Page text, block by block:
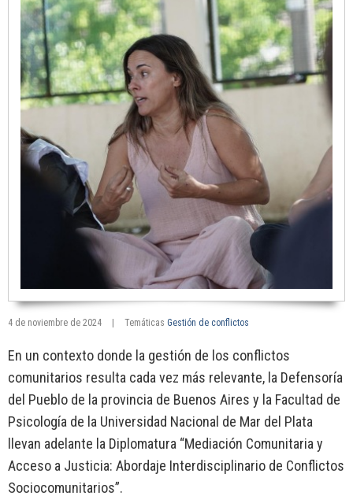
4 de noviembre de 2024 Temáticas Gestión de conflictos
En un contexto donde la gestión de los conflictos
comunitarios resulta cada vez más relevante, la Defensoría
del Pueblo de la provincia de Buenos Aires y la Facultad de
Psicología de la Universidad Nacional de Mar del Plata
llevan adelante la Diplomatura “Mediación Comunitaria y
Acceso a Justicia: Abordaje Interdisciplinario de Conflictos
Sociocomunitarios”.